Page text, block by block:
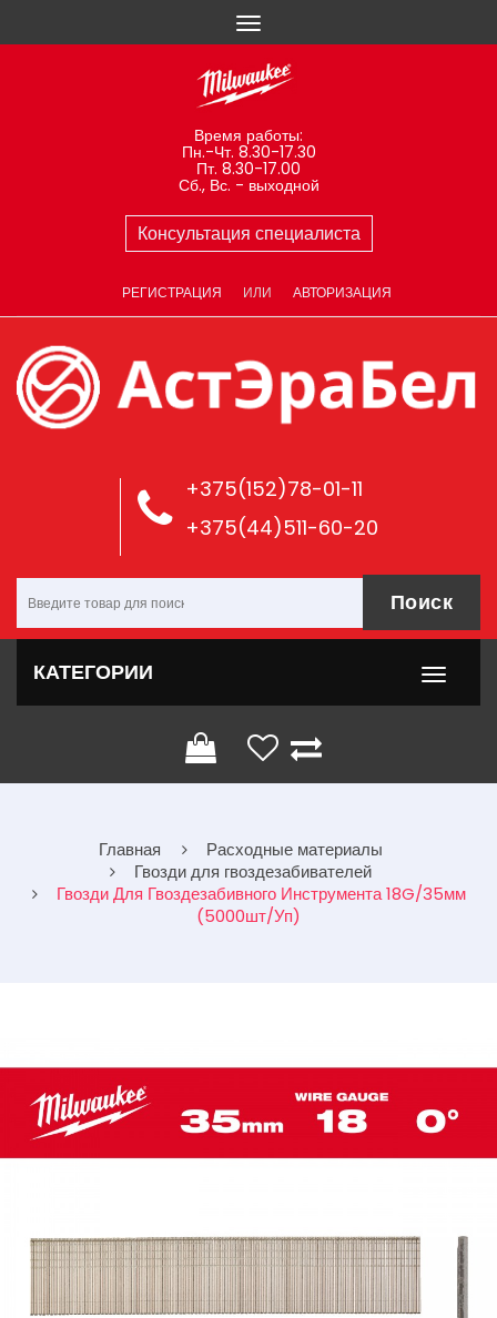
Время работы:
Пн.-Чт. 8.30-17.30
Пт. 8.30-17.00
Сб., Вс. - выходной
Консультация специалиста
РЕГИСТРАЦИЯ ИЛИ АВТОРИЗАЦИЯ
+375(152)78-01-11
+375(44)511-60-20
Поиск
КАТЕГОРИИ
Главная
Расходные материалы
Гвозди для гвоздезабивателей
Гвозди Для Гвоздезабивного Инструмента 18G/35мм
(5000шт/уп)